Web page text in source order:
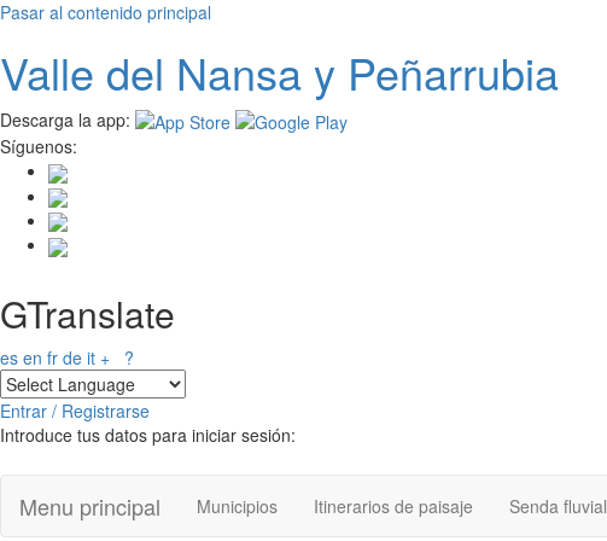
Pasar al contenido principal
Valle del Nansay Peñarrubia
Descarga la app:
Síguenos:
GTranslate
es en fr de it + ?
Entrar / Registrarse
Introduce tus datos para iniciar sesión:
Menu principal Municipios Itinerarios de paisaje Senda fluvial